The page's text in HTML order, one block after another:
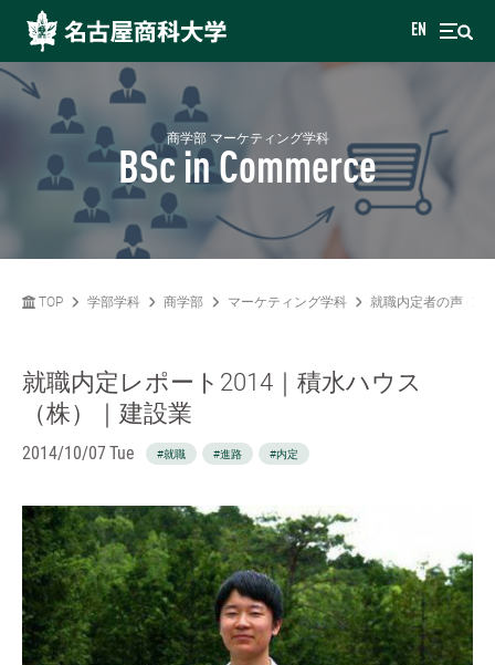
EN
商学部 マーケティング学科
BSc in Commerce
TOP 学部学科 商学部 マーケティング学科 就職内定者の声
就職内定レポート2014｜積水ハウス
（株）｜建設業
2014/10/07 Tue #就職 #進路 #内定